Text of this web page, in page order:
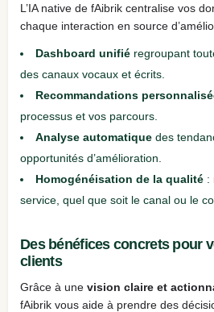
L’IA native de fAibrik centralise vos
chaque interaction en source
Dashboard unifié regroupant
des canaux vocaux et écrits.
Recommandations
processus et vos parcours.
Analyse automatique des
opportunités d’amélioration.
Homogénéisation de la qualité :
service, quel que soit le canal ou le
Des bénéfices concrets pour
clients
Grâce à une vision claire et
fAibrik vous aide à prendre des